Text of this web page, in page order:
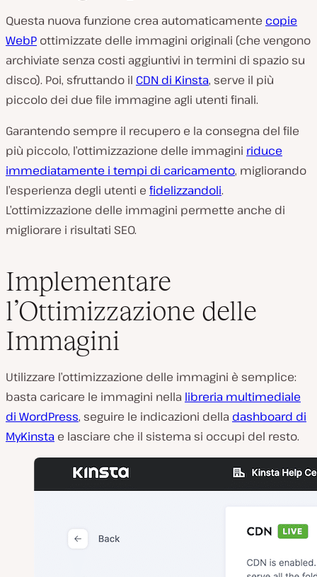
Questa nuova funzione crea automaticamente copie
WebP ottimizzate delle immagini originali (che vengono
archiviate senza costi aggiuntivi in termini di spazio su
disco). Poi, sfruttando il CDN di Kinsta, serve il più
piccolo dei due file immagine agli utenti finali.
Garantendo sempre il recupero e la consegna del file
più piccolo, l’ottimizzazione delle immagini riduce
immediatamente i tempi di caricamento, migliorando
l’esperienza degli utenti e fidelizzandoli.
L’ottimizzazione delle immagini permette anche di
migliorare i risultati SEO.
Implementare
l’Ottimizzazione delle
Immagini
Utilizzare l’ottimizzazione delle immagini è semplice:
basta caricare le immagini nella libreria multimediale
di WordPress, seguire le indicazioni della dashboard di
MyKinsta e lasciare che il sistema si occupi del resto.